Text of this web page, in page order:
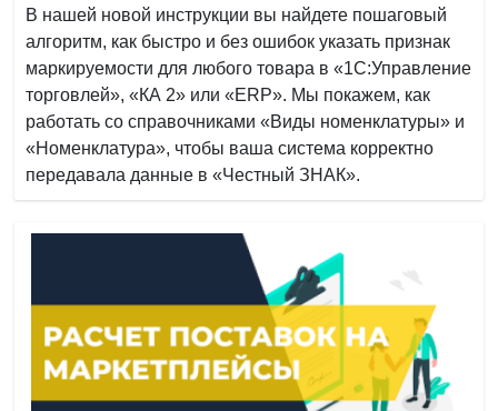
В нашей новой инструкции вы найдете пошаговый
алгоритм, как быстро и без ошибок указать признак
маркируемости для любого товара в «1С:Управление
торговлей», «КА 2» или «ERP». Мы покажем, как
работать со справочниками «Виды номенклатуры» и
«Номенклатура», чтобы ваша система корректно
передавала данные в «Честный ЗНАК».